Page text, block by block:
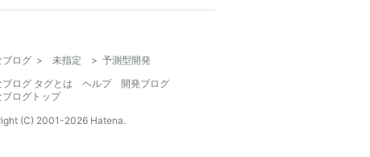
ブログ > 未指定 > 予測型開発
ブログ タグとは
ヘルプ
開発ブログ
ブログトップ
(C) 2001-2026 Hatena.